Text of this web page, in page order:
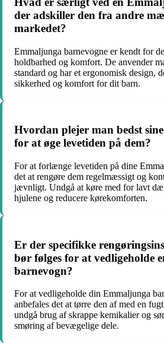
der adskiller den fra andre
markedet?
Emmaljunga barnevogne er kendt for
holdbarhed og komfort. De anvender
standard og har et ergonomisk design,
sikkerhed og komfort for dit barn.
Hvordan plejer man bedst
for at øge levetiden på dem?
For at forlænge levetiden på dine
det at rengøre dem regelmæssigt og
jævnligt. Undgå at køre med for lavt
hjulene og reducere kørekomforten.
Er der specifikke
bør følges for at vedligeholde
barnevogn?
For at vedligeholde din Emmaljunga
anbefales det at tørre den af med en
undgå brug af skrappe kemikalier og
smøring af bevægelige dele.